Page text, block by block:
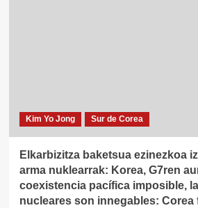
Kim Yo Jong Sur de Corea
Elkarbizitza baketsua ezinezkoa
arma nuklearrak: Korea, G7ren
coexistencia pacífica imposible,
nucleares son innegables: Corea